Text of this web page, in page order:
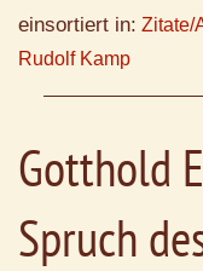
einsortiert in: Zitate/
Rudolf Kamp
Gotthold
Spruch